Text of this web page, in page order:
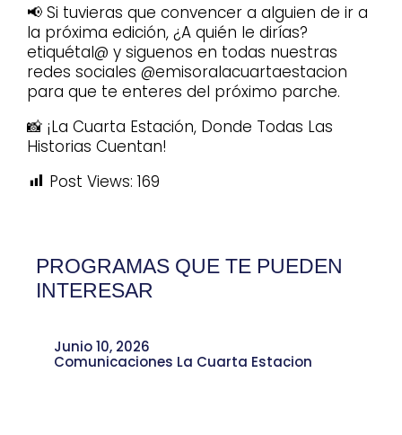
📢 Si tuvieras que convencer a alguien de ir a
la próxima edición, ¿A quién le dirías?
etiquétal@ y siguenos en todas nuestras
redes sociales @emisoralacuartaestacion
para que te enteres del próximo parche.
📸 ¡La Cuarta Estación, Donde Todas Las
Historias Cuentan!
Post Views: 169
PROGRAMAS QUE TE PUEDEN
INTERESAR
Junio 10, 2026
Comunicaciones La Cuarta Estacion